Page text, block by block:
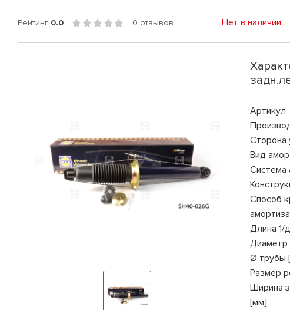
Рейтинг 0.0 0 отзывов Нет в наличии
Артикул
Сторона
Вид
Система
Способ
Длина 1/
Диаметр
Ø трубы
Размер
Ширина
[мм]